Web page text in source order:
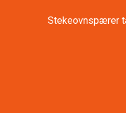
Stekeovnspærer